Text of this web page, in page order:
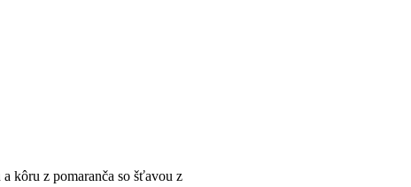
kôru z pomaranča so šťavou z